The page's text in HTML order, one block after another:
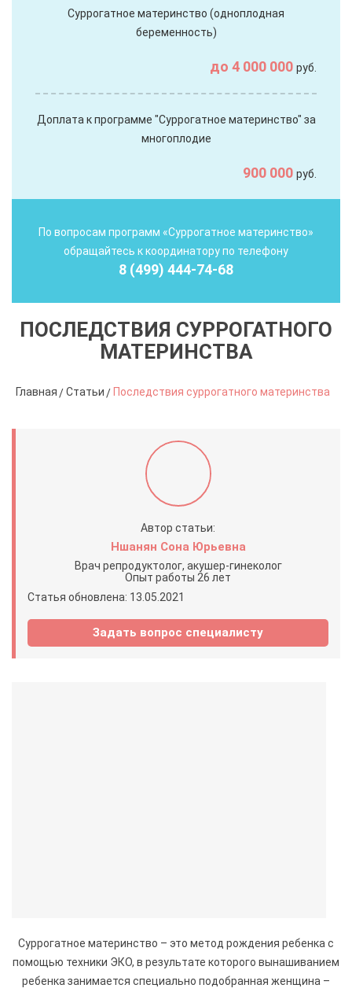
Суррогатное материнство (одноплодная
беременность)
до 4 000 000 руб.
Доплата к программе "Суррогатное материнство" за
многоплодие
900 000 руб.
По вопросам программ «Суррогатное материнство»
обращайтесь к координатору по телефону
8 (499) 444-74-68
ПОСЛЕДСТВИЯ СУРРОГАТНОГО
МАТЕРИНСТВА
Главная Статьи Последствия суррогатного материнства
Автор статьи:
Ншанян Сона Юрьевна
Врач репродуктолог, акушер-гинеколог
Опыт работы 26 лет
Статья обновлена: 13.05.2021
Задать вопрос специалисту
Суррогатное материнство – это метод рождения ребенка с
помощью техники ЭКО, в результате которого вынашиванием
ребенка занимается специально подобранная женщина –